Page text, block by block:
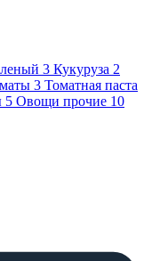
3 Кукуруза 2
3 Томатная паста
5 Овощи прочие 10